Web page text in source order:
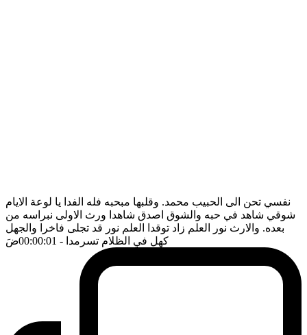
نفسي تحن الى الحبيب محمد. وقلبها مبحبه فله الفدا يا لوعة الايام
شوقي شاهد في حبه والشوق اصدق شاهدا ورث الاولى نبراسه من
بعده. والارث نور العلم زاد توقدا العلم نور قد تجلى فاخرا والجهل
كهل في الظلام تسرمدا - 00:00:01 ضَ